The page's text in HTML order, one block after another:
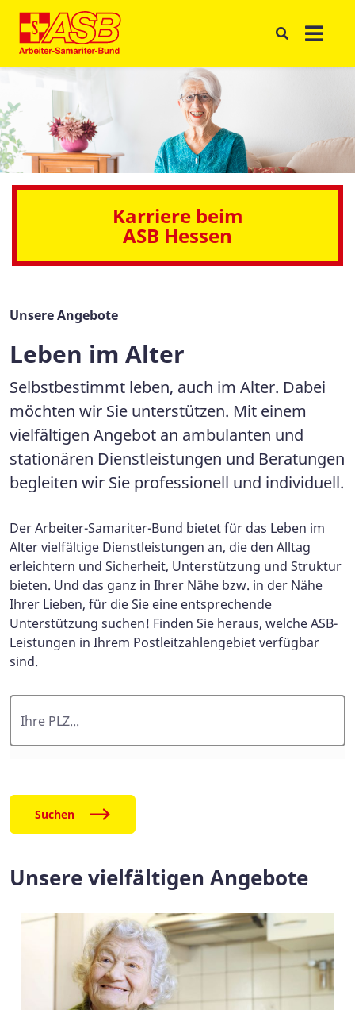
Karriere beim
ASB Hessen
Unsere Angebote
Leben im Alter
Selbstbestimmt leben, auch im Alter. Dabei
möchten wir Sie unterstützen. Mit einem
vielfältigen Angebot an ambulanten und
stationären Dienstleistungen und Beratungen
begleiten wir Sie professionell und individuell.
Der Arbeiter-Samariter-Bund bietet für das Leben im
Alter vielfältige Dienstleistungen an, die den Alltag
erleichtern und Sicherheit, Unterstützung und Struktur
bieten. Und das ganz in Ihrer Nähe bzw. in der Nähe
Ihrer Lieben, für die Sie eine entsprechende
Unterstützung suchen! Finden Sie heraus, welche ASB-
Leistungen in Ihrem Postleitzahlengebiet verfügbar
sind.
Suchen
Unsere vielfältigen Angebote